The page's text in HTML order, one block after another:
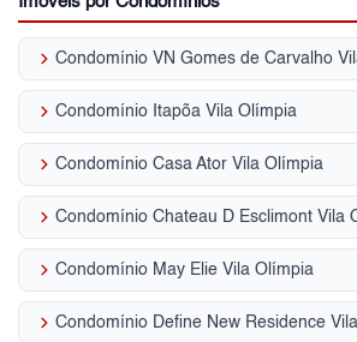
keyboard_arrow_right Condomínio VN Gomes de Carvalho
keyboard_arrow_right Condomínio Itapõa Vila Olímpia
keyboard_arrow_right Condomínio Casa Ator Vila Olímpia
keyboard_arrow_right Condomínio Chateau D Esclimont Vila
keyboard_arrow_right Condomínio May Elie Vila Olímpia
keyboard_arrow_right Condomínio Define New Residence